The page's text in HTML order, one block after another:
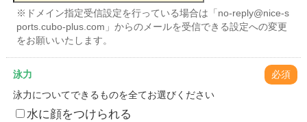
※ドメイン指定受信設定を行っている場合は「no-reply@nice-s
ports.cubo-plus.com」からのメールを受信できる設定への変更
をお願いいたします。
泳力
必須
泳力についてできるものを全てお選びください
水に顔をつけられる